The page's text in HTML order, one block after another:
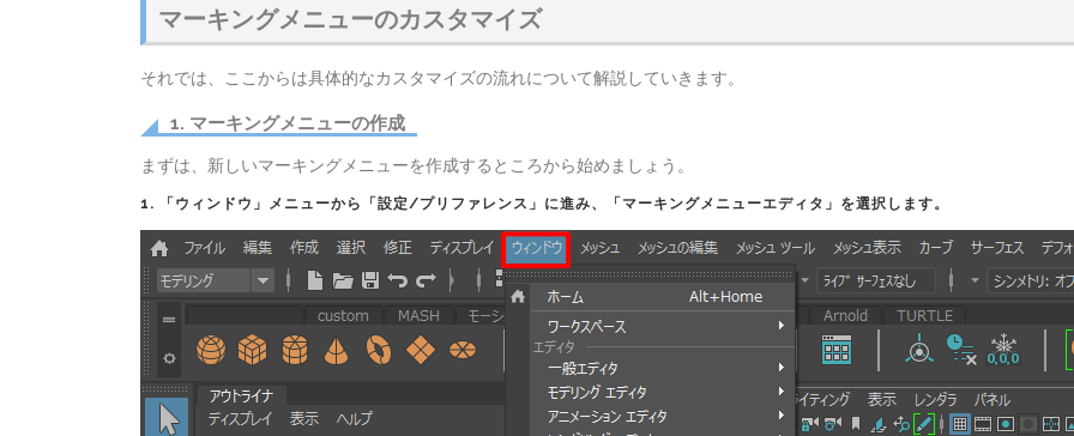
マーキングメニューのカスタマイズ
それでは、ここからは具体的なカスタマイズの流れについて解説していきます。
1. マーキングメニューの作成
まずは、新しいマーキングメニューを作成するところから始めましょう。
1. 「ウィンドウ」 メニューから 「設定/プリファレンス」 に進み、 「マーキングメニューエディタ」 を選択します。